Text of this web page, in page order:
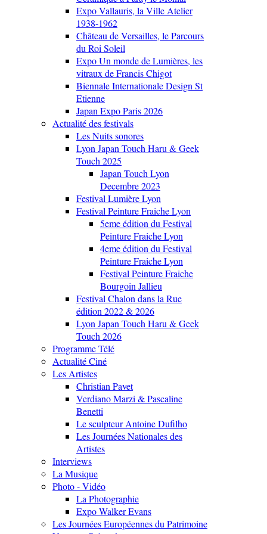
Expo Vallauris, la Ville Atelier
1938-1962
Château de Versailles, le Parcours
du Roi Soleil
Expo Un monde de Lumières, les
vitraux de Francis Chigot
Biennale Internationale Design St
Etienne
Japan Expo Paris 2026
Actualité des festivals
Les Nuits sonores
Lyon Japan Touch Haru & Geek
Touch 2025
Japan Touch Lyon
Decembre 2023
Festival Lumière Lyon
Festival Peinture Fraiche Lyon
5eme édition du Festival
Peinture Fraiche Lyon
4eme édition du Festival
Peinture Fraiche Lyon
Festival Peinture Fraiche
Bourgoin Jallieu
Festival Chalon dans la Rue
édition 2022 & 2026
Lyon Japan Touch Haru & Geek
Touch 2026
Programme Télé
Actualité Ciné
Les Artistes
Christian Pavet
Verdiano Marzi & Pascaline
Benetti
Le sculpteur Antoine Dufilho
Les Journées Nationales des
Artistes
Interviews
La Musique
Photo - Vidéo
La Photographie
Expo Walker Evans
Les Journées Européennes du Patrimoine